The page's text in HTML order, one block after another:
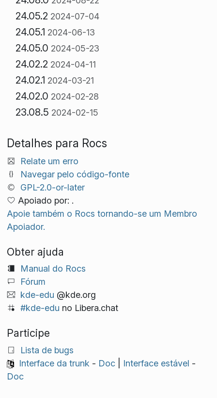
24.05.2 2024-07-04
24.05.1 2024-06-13
24.05.0 2024-05-23
24.02.2 2024-04-11
24.02.1 2024-03-21
24.02.0 2024-02-28
23.08.5 2024-02-15
Detalhes para Rocs
Relate um erro
Navegar pelo código-fonte
GPL-2.0-or-later
Apoiado por: .
Apoie também o Rocs tornando-se um Membro
Apoiador.
Obter ajuda
Manual do Rocs
Fórum
kde-edu @kde.org
#kde-edu no Libera.chat
Participe
Lista de bugs
Interface da trunk - Doc| Interface estável -
Doc